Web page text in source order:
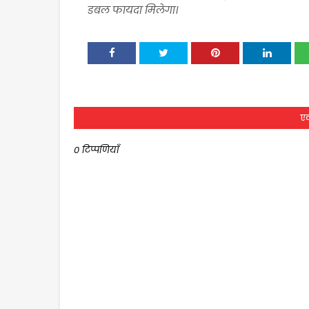
डबल फायदा मिलेगा।
0 टिप्पणियाँ